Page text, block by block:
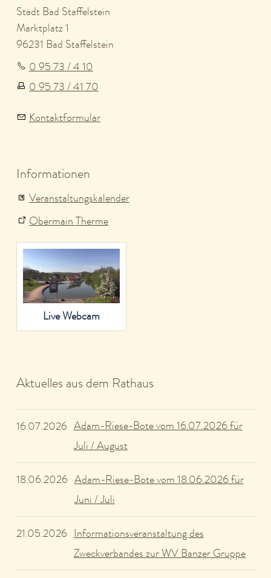
Stadt Bad Staffelstein
Marktplatz 1
96231 Bad Staffelstein
0 95 73 / 4 10
0 95 73 / 41 70
Kontaktformular
Informationen
Veranstaltungskalender
Obermain Therme
Live Webcam
Aktuelles aus dem Rathaus
16.07.2026 Adam-Riese-Bote vom 16.07.2026 für
Juli / August
18.06.2026 Adam-Riese-Bote vom 18.06.2026 für
Juni / Juli
21.05.2026 Informationsveranstaltung des
Zweckverbandes zur WV Banzer Gruppe